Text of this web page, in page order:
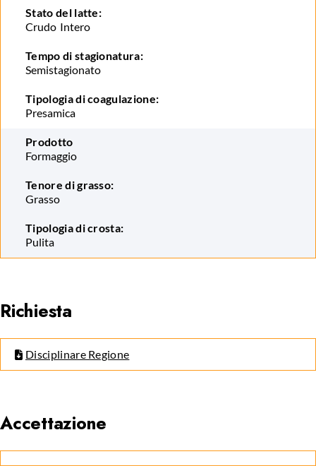
Stato del latte:
Crudo Intero
Tempo di stagionatura:
Semistagionato
Tipologia di coagulazione:
Presamica
Prodotto
Formaggio
Tenore di grasso:
Grasso
Tipologia di crosta:
Pulita
Richiesta
Disciplinare Regione
Accettazione